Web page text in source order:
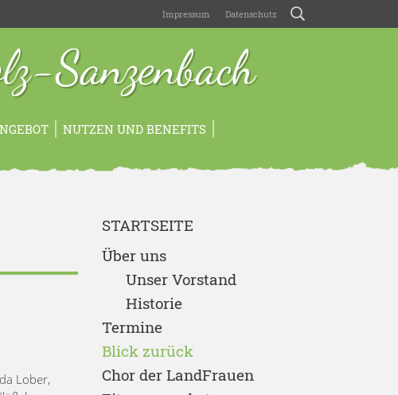
Impressum Datenschutz
Sanzenbach
NUTZEN UND BENEFITS
Lober,
STARTSEITE
Über uns
Unser Vorstand
Historie
Termine
Blick zurück
Chor der LandFrauen